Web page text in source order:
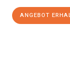
ANGEBOT